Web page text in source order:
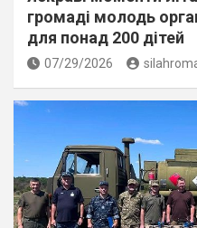
громаді молодь
для понад 200 дітей
07/29/2026